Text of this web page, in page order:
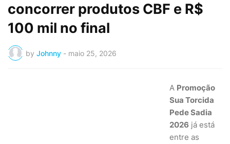
concorrer produtos CBF e R$
100 mil no final
by Johnny - maio 25, 2026
A Promoção
Sua Torcida
Pede Sadia
2026 já está
entre as